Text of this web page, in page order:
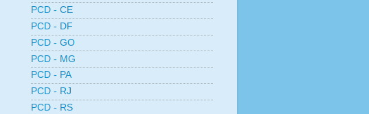
PCD - CE
PCD - DF
PCD - GO
PCD - MG
PCD - PA
PCD - RJ
PCD - RS